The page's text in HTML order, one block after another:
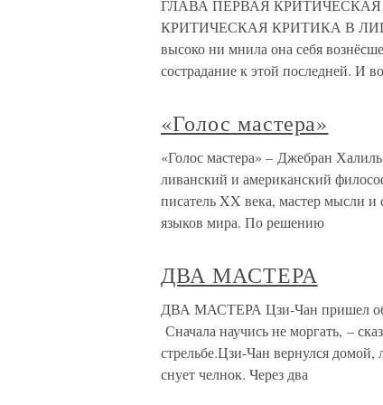
ГЛАВА ПЕРВАЯ
КРИТИЧЕСКАЯ КРИТИКА В ЛИЦЕ
высоко ни мнила она себя
сострадание к этой последней. И
«Голос мастера»
«Голос мастера» – Джебран
ливанский и американский
писатель XX века, мастер мысли и
языков мира. По решению
ДВА МАСТЕРА
ДВА МАСТЕРА Цзи-Чан пришел
Сначала научись не моргать, –
стрельбе.Цзи-Чан вернулся домой,
снует челнок. Через два